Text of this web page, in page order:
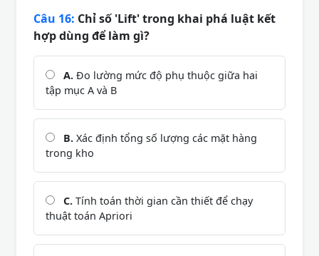
Câu 16: Chỉ số 'Lift' trong khai phá luật kết
hợp dùng để làm gì?
A. Đo lường mức độ phụ thuộc giữa hai
tập mục A và B
B. Xác định tổng số lượng các mặt hàng
trong kho
C. Tính toán thời gian cần thiết để chạy
thuật toán Apriori